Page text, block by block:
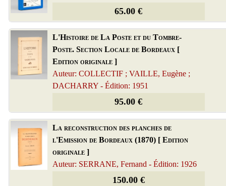
65.00 €
L'Histoire de La Poste et du Tombre-
Poste. Section Locale de Bordeaux [
Edition originale ]
Auteur: COLLECTIF ; VAILLE, Eugène ;
DACHARRY - Édition: 1951
95.00 €
La reconstruction des planches de
l'Emission de Bordeaux (1870) [ Edition
originale ]
Auteur: SERRANE, Fernand - Édition: 1926
150.00 €